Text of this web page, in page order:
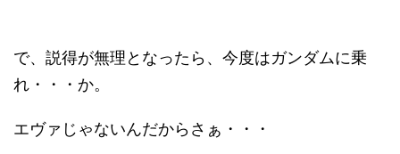
で、説得が無理となったら、今度はガンダムに乗
れ・・・か。
エヴァじゃないんだからさぁ・・・